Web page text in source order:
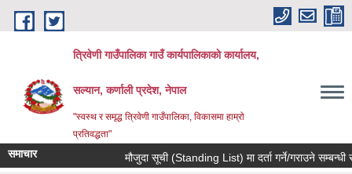
Skip to main content
त्रिवेणी गाउँपालिका गाउँ कार्यपालिकाकाे कार्यालय,
सल्यान, कर्णाली प्रदेश, नेपाल
"स्वस्थ र समृद्ध त्रिवेणी गाउँपालिका, विकासमा हाम्राे
प्रतिवद्धता"
समाचार मौजुदा सूची (Standing List) मा दर्ता गर्ने/गराउने सम्बन्धी